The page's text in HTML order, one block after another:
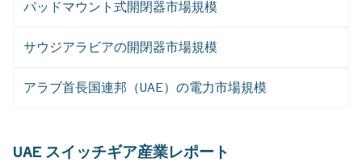
パッドマウント式開閉器市場規模
サウジアラビアの開閉器市場規模
アラブ首長国連邦（UAE）の電力市場規模
UAE スイッチギア産業レポート